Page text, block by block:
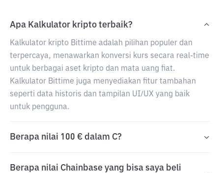
Apa Kalkulator kripto terbaik?
Kalkulator kripto Bittime adalah pilihan populer dan
terpercaya, menawarkan konversi kurs secara real-time
untuk berbagai aset kripto dan mata uang fiat.
Kalkulator Bittime juga menyediakan fitur tambahan
seperti data historis dan tampilan UI/UX yang baik
untuk pengguna.
Berapa nilai 100 € dalam C?
Berapa nilai Chainbase yang bisa saya beli